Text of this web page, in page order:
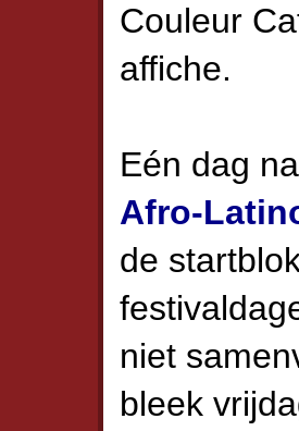
Couleur
affiche.
Eén dag
Afro-
de
niet
bleek